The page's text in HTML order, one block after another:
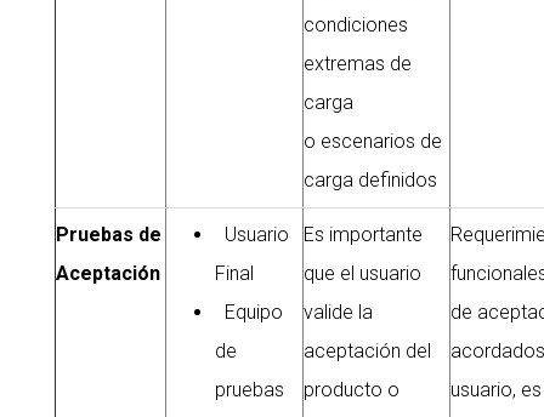
condiciones
extremas de
carga
o escenarios de
carga definidos
Pruebas de
Aceptación
Usuario
Final
Equipo
de
pruebas
Es importante
que el usuario
valide la
aceptación del
producto o
de
usuario,